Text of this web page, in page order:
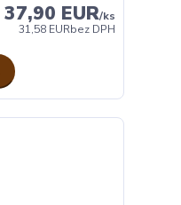
37,90 EUR/ks
31,58 EURbez DPH